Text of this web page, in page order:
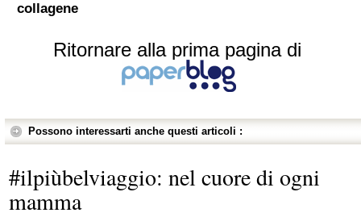
collagene
Ritornare alla prima pagina di
Possono interessarti anche questi articoli :
#ilpiùbelviaggio: nel cuore di ogni
mamma